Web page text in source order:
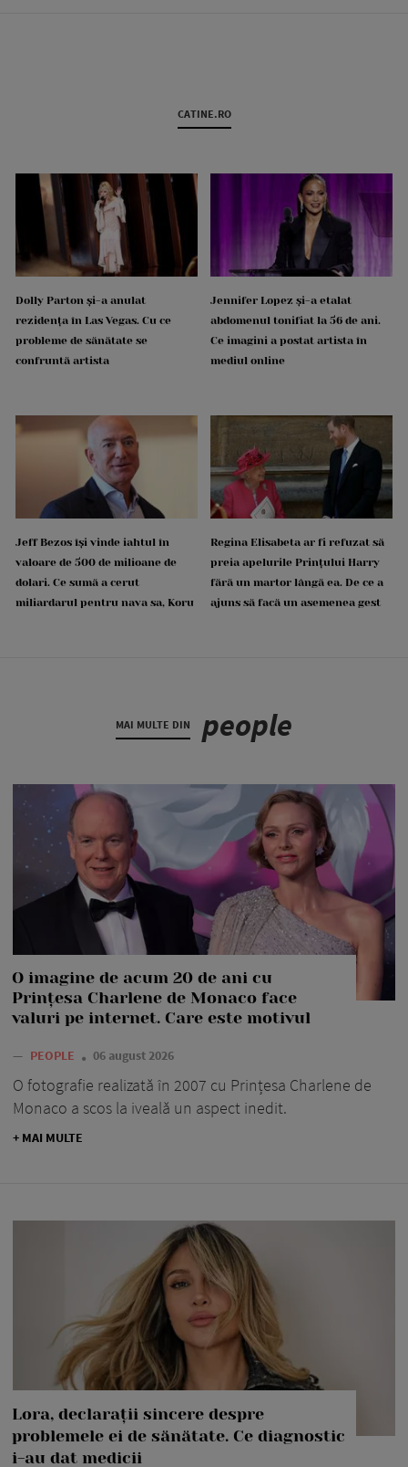
CATINE.RO
Dolly Parton și-a anulat
rezidența în Las Vegas. Cu ce
probleme de sănătate se
confruntă artista
Jennifer Lopez și-a etalat
abdomenul tonifiat la 56 de ani.
Ce imagini a postat artista în
mediul online
Jeff Bezos își vinde iahtul în
valoare de 500 de milioane de
dolari. Ce sumă a cerut
miliardarul pentru nava sa, Koru
Regina Elisabeta ar fi refuzat să
preia apelurile Prințului Harry
fără un martor lângă ea. De ce a
ajuns să facă un asemenea gest
MAI MULTE DIN people
O imagine de acum 20 de ani cu
Prințesa Charlene de Monaco face
valuri pe internet. Care este motivul
— PEOPLE 06 august 2026
O fotografie realizată în 2007 cu Prințesa Charlene de
Monaco a scos la iveală un aspect inedit.
+ MAI MULTE
Lora, declarații sincere despre
problemele ei de sănătate. Ce diagnostic
i-au dat medicii